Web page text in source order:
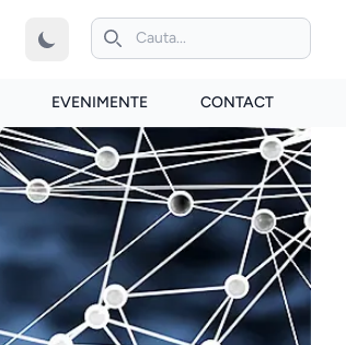
iconita de cautare
EVENIMENTE CONTACT